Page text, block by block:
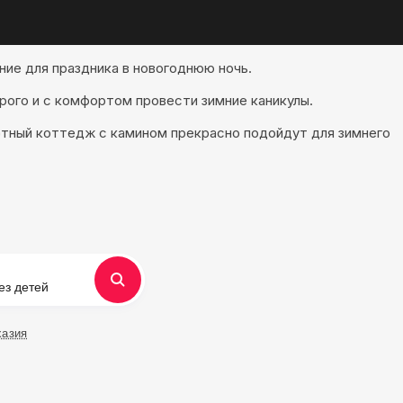
для праздника в новогоднюю ночь.
и с комфортом провести зимние каникулы.
коттедж с камином прекрасно подойдут для зимнего
детей